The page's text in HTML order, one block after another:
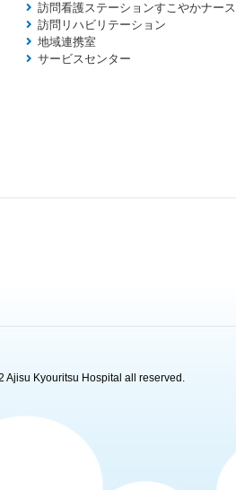
訪問看護ステーションすこやかナース
訪問リハビリテーション
地域連携室
サービスセンター
Ajisu Kyouritsu Hospital all reserved.